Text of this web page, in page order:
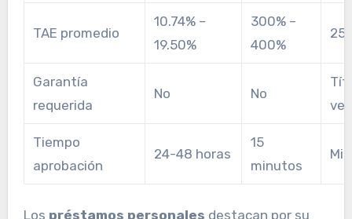
TAE promedio
10.74% –
19.50%
300% –
400%
Garantía
requerida
No No
Tiempo
aprobación
24-48 horas
15
minutos
Los préstamos personales destacan por su